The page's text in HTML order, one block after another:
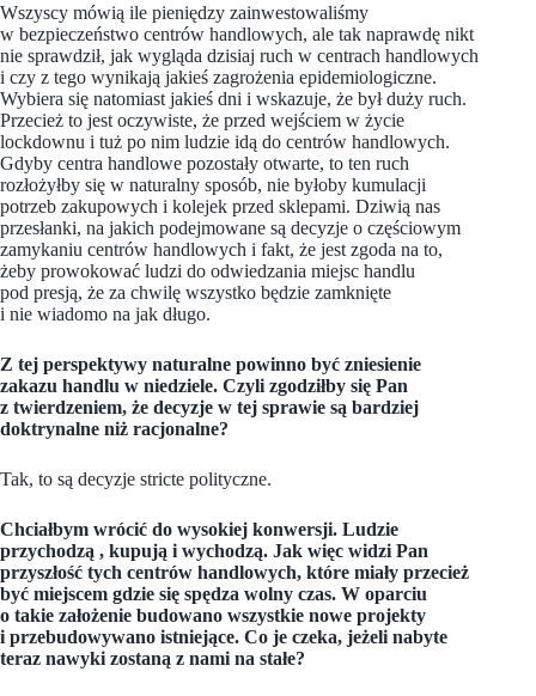
Wszyscy mówią ile pieniędzy zainwestowaliśmy
w bezpieczeństwo centrów handlowych, ale tak naprawdę nikt
nie sprawdził, jak wygląda dzisiaj ruch w centrach handlowych
i czy z tego wynikają jakieś zagrożenia epidemiologiczne.
Wybiera się natomiast jakieś dni i wskazuje, że był duży ruch.
Przecież to jest oczywiste, że przed wejściem w życie
lockdownu i tuż po nim ludzie idą do centrów handlowych.
Gdyby centra handlowe pozostały otwarte, to ten ruch
rozłożyłby się w naturalny sposób, nie byłoby kumulacji
potrzeb zakupowych i kolejek przed sklepami. Dziwią nas
przesłanki, na jakich podejmowane są decyzje o częściowym
zamykaniu centrów handlowych i fakt, że jest zgoda na to,
żeby prowokować ludzi do odwiedzania miejsc handlu
pod presją, że za chwilę wszystko będzie zamknięte
i nie wiadomo na jak długo.
Z tej perspektywy naturalne powinno być zniesienie
zakazu handlu w niedziele. Czyli zgodziłby się Pan
z twierdzeniem, że decyzje w tej sprawie są bardziej
doktrynalne niż racjonalne?
Tak, to są decyzje stricte polityczne.
Chciałbym wrócić do wysokiej konwersji. Ludzie
przychodzą , kupują i wychodzą. Jak więc widzi Pan
przyszłość tych centrów handlowych, które miały przecież
być miejscem gdzie się spędza wolny czas. W oparciu
o takie założenie budowano wszystkie nowe projekty
i przebudowywano istniejące. Co je czeka, jeżeli nabyte
teraz nawyki zostaną z nami na stałe?